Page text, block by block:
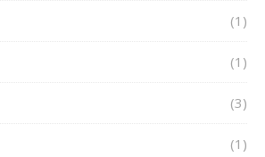
(1)
(1)
(3)
(1)